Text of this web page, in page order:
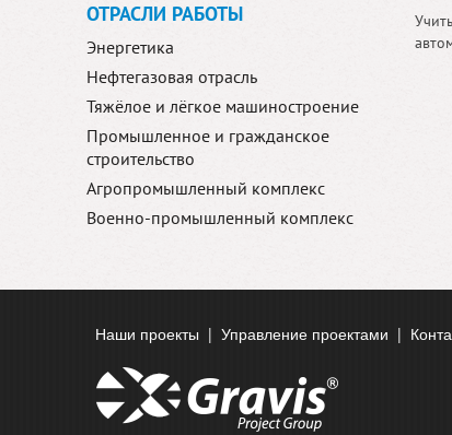
ОТРАСЛИ РАБОТЫ
Энергетика
Нефтегазовая отрасль
Тяжёлое и лёгкое машиностроение
Промышленное и гражданское
строительство
Агропромышленный комплекс
Военно-промышленный комплекс
Наши проекты | Управление проектами |